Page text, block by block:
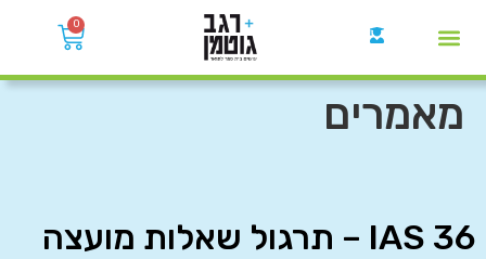
0
מאמרים
IAS 36 – תרגול שאלות מועצה